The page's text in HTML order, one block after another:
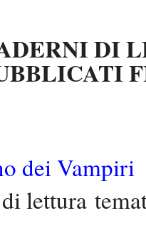
DI
dei Vampiri
di lettura